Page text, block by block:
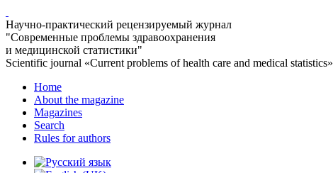
Научно-практический рецензируемый журнал
"Современные проблемы здравоохранения
и медицинской статистики"
Scientific journal «Current problems of health care and medical statistics»
Home
About the magazine
Magazines
Search
Rules for authors